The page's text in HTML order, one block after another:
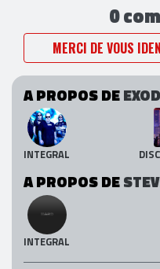
0
MERCI DE VOUS
A PROPOS DE
INTEGRAL
A PROPOS DE
INTEGRAL